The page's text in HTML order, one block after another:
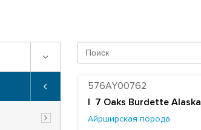
576AY00762
7 Oaks Burdette Alaska
Айрширская порода